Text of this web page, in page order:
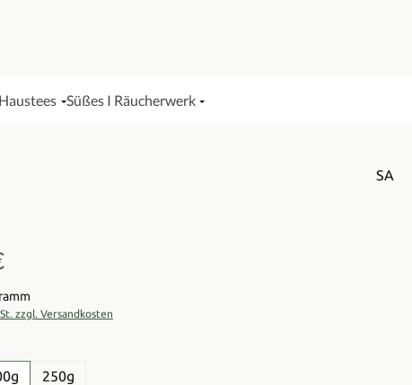
Süßes I Räucherwerk
SA
zzgl. Versandkosten
250g